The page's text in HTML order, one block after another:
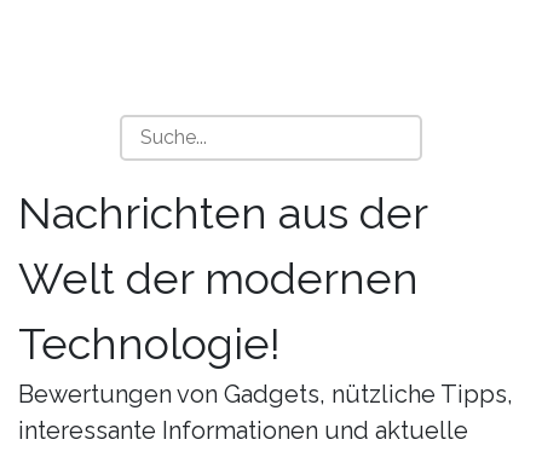
Nachrichten aus der
Welt der modernen
Technologie!
Bewertungen von Gadgets, nützliche Tipps,
interessante Informationen und aktuelle